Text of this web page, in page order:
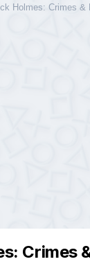
Holmes: Crimes &
Crimes